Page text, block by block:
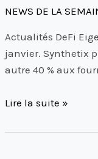
NEWS DE LA
Actualités DeFi
janvier. Synthetix
autre 40 % aux
DeFi
du
12
Janvier
Lire la suite »